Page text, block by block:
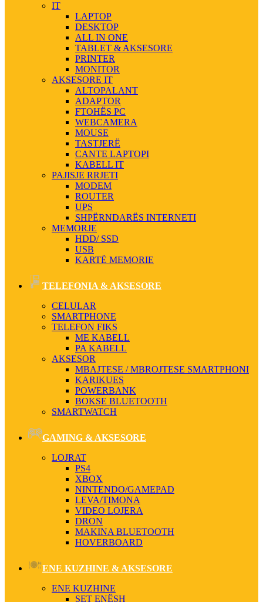
IT
LAPTOP
DESKTOP
ALL IN ONE
TABLET & AKSESORE
PRINTER
MONITOR
AKSESORE IT
ALTOPALANT
ADAPTOR
FTOHËS PC
WEBCAMERA
MOUSE
TASTJERË
CANTE LAPTOPI
KABELL IT
PAJISJE RRJETI
MODEM
ROUTER
UPS
SHPËRNDARËS INTERNETI
MEMORJE
HDD/ SSD
USB
KARTË MEMORIE
TELEFONIA & AKSESORE
CELULAR
SMARTPHONE
TELEFON FIKS
ME KABELL
PA KABELL
AKSESOR
MBAJTESE / MBROJTESE SMARTPHONI
KARIKUES
POWERBANK
BOKSE BLUETOOTH
SMARTWATCH
GAMING & AKSESORE
LOJRAT
PS4
XBOX
NINTENDO/GAMEPAD
LEVA/TIMONA
VIDEO LOJERA
DRON
MAKINA BLUETOOTH
HOVERBOARD
ENE KUZHINE & AKSESORE
ENE KUZHINE
SET ENËSH